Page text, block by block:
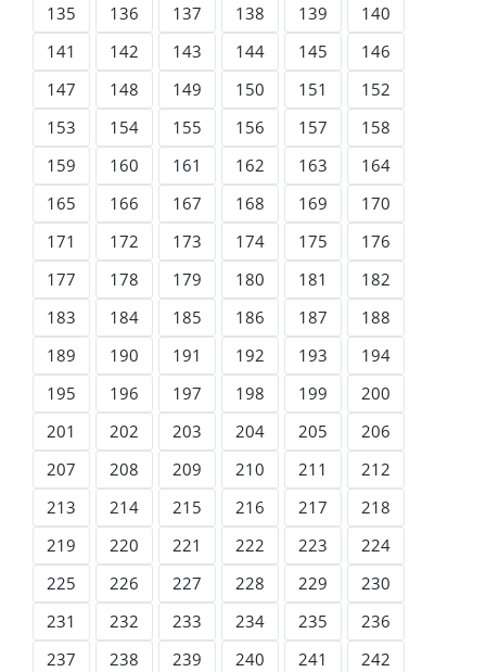
135
136 137 138 139
140
141
142 143 144 145
146
147
148 149 150 151
152
153
154 155 156 157
158
159
160 161 162 163
164
165
166 167 168 169
170
171
172 173 174 175
176
177
178 179 180 181
182
183
184 185 186 187
188
189
190 191 192 193
194
195
196 197 198 199
200
201
202 203 204 205
206
207
208 209 210 211
212
213
214 215 216 217
218
219
220 221 222 223
224
225
226 227 228 229
230
231
232 233 234 235
236
237
238 239 240 241
242